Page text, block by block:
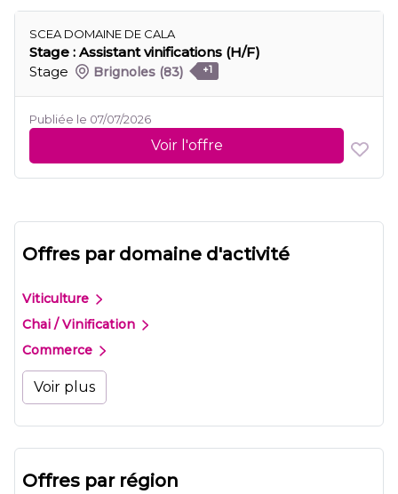
SCEA DOMAINE DE CALA
Stage : Assistant vinifications (H/F)
Stage
Brignoles (83) +1
Publiée le 07/07/2026
Voir l'offre
Offres par domaine d'activité
Viticulture
Chai / Vinification
Commerce
Voir plus
Offres par région